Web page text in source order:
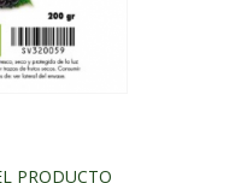
PRODUCTO